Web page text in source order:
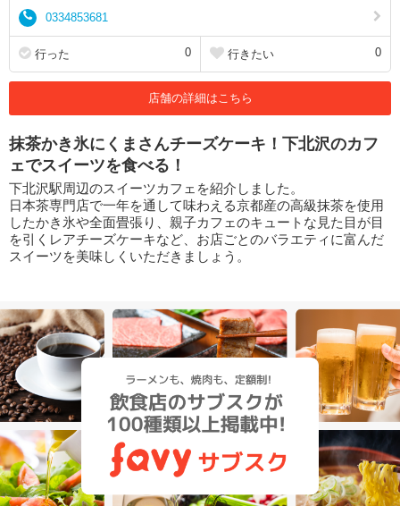
0334853681
行った 0 行きたい 0
店舗の詳細はこちら
抹茶かき氷にくまさんチーズケーキ！下北沢のカフ
ェでスイーツを食べる！
下北沢駅周辺のスイーツカフェを紹介しました。
日本茶専門店で一年を通して味わえる京都産の高級抹茶を使用
したかき氷や全面畳張り、親子カフェのキュートな見た目が目
を引くレアチーズケーキなど、お店ごとのバラエティに富んだ
スイーツを美味しくいただきましょう。